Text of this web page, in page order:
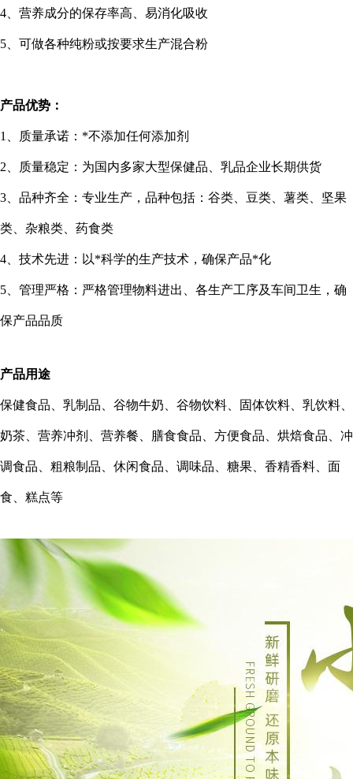
4 、营养成分的保存率高、易消化吸收
5 、可做各种纯粉或按要求生产混合粉
产品优势：
1 、质量承诺：*不添加任何添加剂
2 、质量稳定：为国内多家大型保健品、乳品企业长期供货
3 、品种齐全：专业生产，品种包括：谷类、豆类、薯类、坚果
类、杂粮类、药食类
4 、技术先进：以*科学的生产技术，确保产品*化
5 、管理严格：严格管理物料进出、各生产工序及车间卫生，确
保产品品质
产品用途
保健食品、乳制品、谷物牛奶、谷物饮料、固体饮料、乳饮料、
奶茶、营养冲剂、营养餐、膳食食品、方便食品、烘焙食品、冲
调食品、粗粮制品、休闲食品、调味品、糖果、香精香料、面
食、糕点等